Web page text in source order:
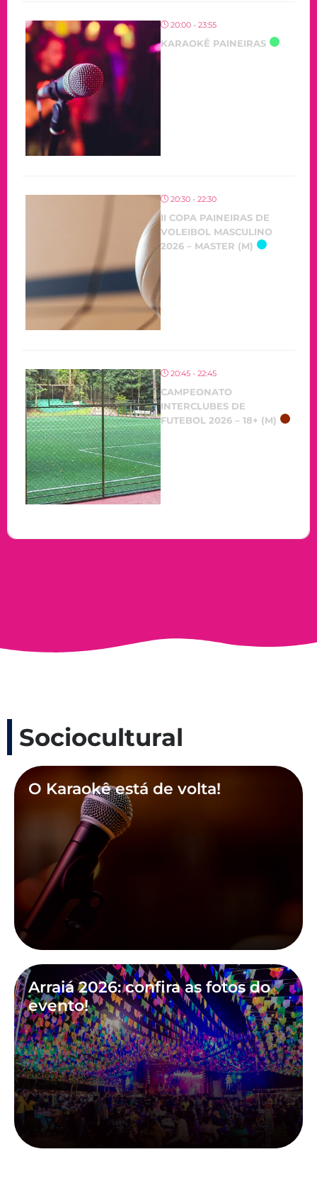
20:00 - 23:55
KARAOKÊ PAINEIRAS
20:30 - 22:30
II COPA PAINEIRAS DE
VOLEIBOL MASCULINO
2026 – MASTER (M)
20:45 - 22:45
CAMPEONATO
INTERCLUBES DE
FUTEBOL 2026 – 18+ (M)
Sociocultural
O Karaokê está de volta!
Arraiá 2026: confira as fotos do
evento!